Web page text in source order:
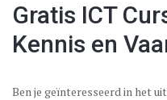
Gratis ICT
Kennis en
Ben je geïnteresseerd in het